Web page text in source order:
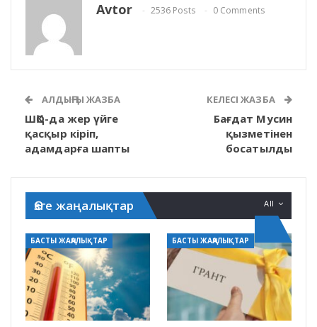
Avtor 2536 Posts 0 Comments
АЛДЫҢҒЫ ЖАЗБА
ШҚО-да жер үйге
қасқыр кіріп,
адамдарға шапты
КЕЛЕСІ ЖАЗБА
Бағдат Мусин
қызметінен
босатылды
All
Өзге жаңалықтар
БАСТЫ ЖАҢАЛЫҚТАР БАСТЫ ЖАҢАЛЫҚТАР